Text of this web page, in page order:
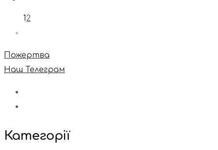
12
Пожертва
Наш Телеграм
Категорії